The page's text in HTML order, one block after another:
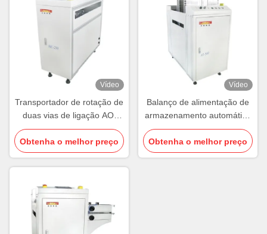
Vídeo
Transportador de rotação de
duas vias de ligação AOI
Transportador de
transferência paralela
Obtenha o melhor preço
Vídeo
Balanço de alimentação de
armazenamento automático
de empilhadeira de PCB de
carga
Obtenha o melhor preço